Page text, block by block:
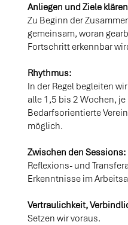
Anliegen und Ziele
Zu Beginn der
gemeinsam, woran
Fortschritt erkennbar
Rhythmus:
In der Regel begleiten
alle 1,5 bis 2 Wochen,
Bedarfsorientierte
möglich.
Zwischen den Sessions:
Reflexions- und
Erkenntnisse im
Vertraulichkeit,
Setzen wir voraus.